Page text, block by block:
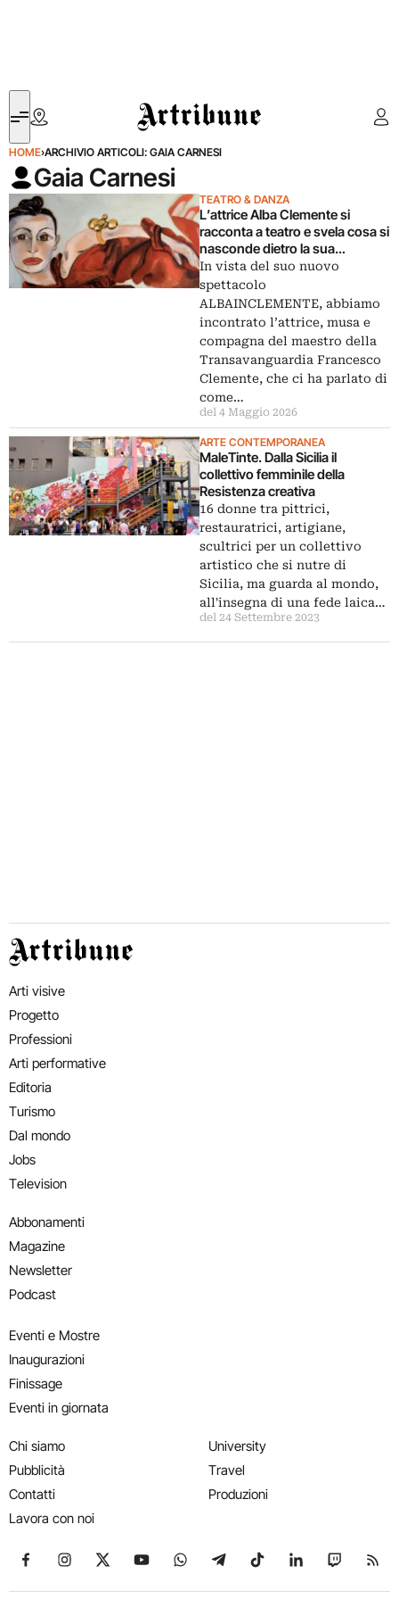
Artribune
HOME›ARCHIVIO ARTICOLI: GAIA CARNESI
Gaia Carnesi
TEATRO & DANZA
L’attrice Alba Clemente si
racconta a teatro e svela cosa si
nasconde dietro la sua
Partenope, sirena fumatrice
In vista del suo nuovo
spettacolo
ALBAINCLEMENTE, abbiamo
incontrato l’attrice, musa e
compagna del maestro della
Transavanguardia Francesco
Clemente, che ci ha parlato di
come…
del 4 Maggio 2026
ARTE CONTEMPORANEA
MaleTinte. Dalla Sicilia il
collettivo femminile della
Resistenza creativa
16 donne tra pittrici,
restauratrici, artigiane,
scultrici per un collettivo
artistico che si nutre di
Sicilia, ma guarda al mondo,
all'insegna di una fede laica…
del 24 Settembre 2023
Artribune
Arti visive
Progetto
Professioni
Arti performative
Editoria
Turismo
Dal mondo
Jobs
Television
Abbonamenti
Magazine
Newsletter
Podcast
Eventi e Mostre
Inaugurazioni
Finissage
Eventi in giornata
Chi siamo
Pubblicità
Contatti
Lavora con noi
University
Travel
Produzioni
Seguici su Facebook
Seguici su Instagram
Seguici su X
Seguici su YouTube
Seguici su WhatsApp
Seguici su Telegram
Seguici su TikTok
Seguici su
Seguici